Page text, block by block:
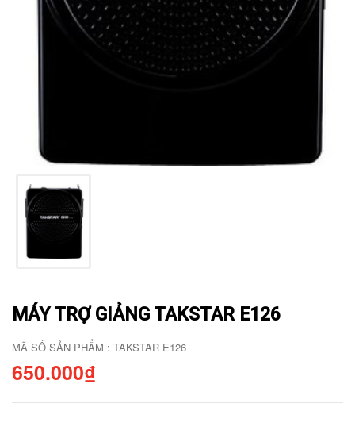
MÁY TRỢ GIẢNG TAKSTAR E126
MÃ SỐ SẢN PHẨM : TAKSTAR E126
650.000₫